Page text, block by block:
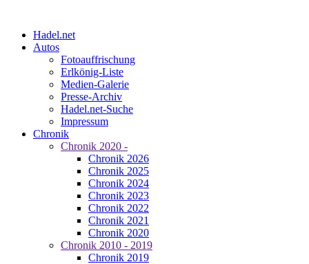
Hadel.net
Autos
Fotoauffrischung
Erlkönig-Liste
Medien-Galerie
Presse-Archiv
Hadel.net-Suche
Impressum
Chronik
Chronik 2020 -
Chronik 2026
Chronik 2025
Chronik 2024
Chronik 2023
Chronik 2022
Chronik 2021
Chronik 2020
Chronik 2010 - 2019
Chronik 2019